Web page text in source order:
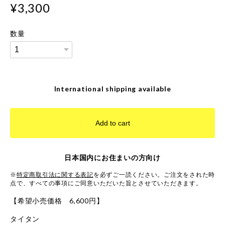
¥3,300
数量
International shipping available
Add to cart
日本国内にお住まいの方向け
※特定商取引法に関する表記を必ずご一読ください。ご注文をされた時
点で、すべての事項にご同意いただいた旨とさせていただきます。
【希望小売価格 6,600円】
タイタン